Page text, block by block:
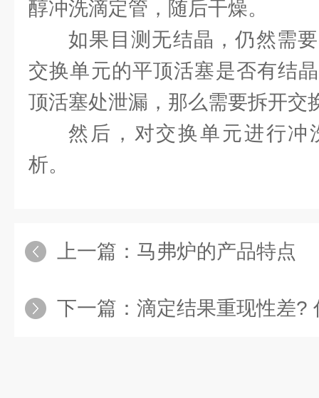
醇冲洗滴定管，随后干燥。
如果目测无结晶，仍然需
交换单元的平顶活塞是否有结
顶活塞处泄漏，那么需要拆开交
然后，对交换单元进行冲
析。
上一篇： 马弗炉的产品特点
下一篇： 滴定结果重现性差?